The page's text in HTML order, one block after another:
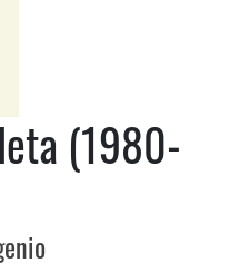
(1980-